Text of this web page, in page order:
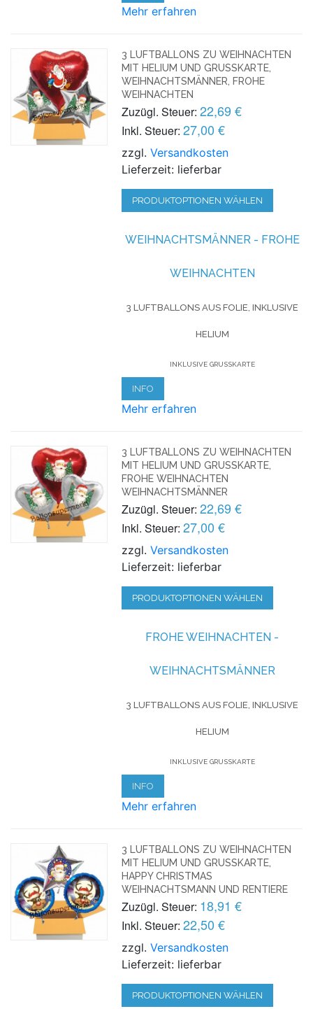
Mehr erfahren
3 LUFTBALLONS ZU WEIHNACHTEN
MIT HELIUM UND GRUSSKARTE, W
EIHNACHTSMÄNNER, FROHE W
EIHNACHTEN
Zuzügl. Steuer: 22,69 €
Inkl. Steuer: 27,00 €
zzgl.Versandkosten
Lieferzeit: lieferbar
PRODUKTOPTIONEN WÄHLEN
WEIHNACHTSMÄNNER - FROHE
WEIHNACHTEN
3 LUFTBALLONS AUS FOLIE, INKLUSIVE
HELIUM
INKLUSIVE GRUSSKARTE
INFO
Mehr erfahren
3 LUFTBALLONS ZU WEIHNACHTEN
MIT HELIUM UND GRUSSKARTE, F
ROHE WEIHNACHTEN W
EIHNACHTSMÄNNER
Zuzügl. Steuer: 22,69 €
Inkl. Steuer: 27,00 €
zzgl.Versandkosten
Lieferzeit: lieferbar
PRODUKTOPTIONEN WÄHLEN
FROHE WEIHNACHTEN -
WEIHNACHTSMÄNNER
3 LUFTBALLONS AUS FOLIE, INKLUSIVE
HELIUM
INKLUSIVE GRUSSKARTE
INFO
Mehr erfahren
3 LUFTBALLONS ZU WEIHNACHTEN
MIT HELIUM UND GRUSSKARTE, H
APPY CHRISTMAS W
EIHNACHTSMANN UND RENTIERE
Zuzügl. Steuer: 18,91 €
Inkl. Steuer: 22,50 €
zzgl.Versandkosten
Lieferzeit: lieferbar
PRODUKTOPTIONEN WÄHLEN